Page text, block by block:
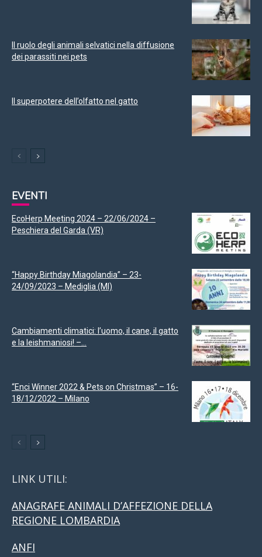
Il ruolo degli animali selvatici nella diffusione
dei parassiti nei pets
Il superpotere dell’olfatto nel gatto
EVENTI
EcoHerp Meeting 2024 – 22/06/2024 –
Peschiera del Garda (VR)
“Happy Birthday Miagolandia” – 23-
24/09/2023 – Mediglia (MI)
Cambiamenti climatici: l’uomo, il cane, il gatto
e la leishmaniosi! –...
“Enci Winner 2022 & Pets on Christmas” – 16-
18/12/2022 – Milano
LINK UTILI:
ANAGRAFE ANIMALI D’AFFEZIONE DELLA
REGIONE LOMBARDIA
ANFI